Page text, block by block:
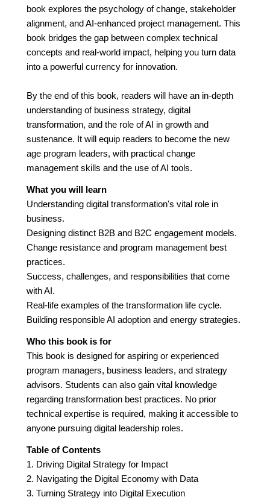
book explores the psychology of change, stakeholder
alignment, and AI-enhanced project management. This
book bridges the gap between complex technical
concepts and real-world impact, helping you turn data
into a powerful currency for innovation.
By the end of this book, readers will have an in-depth
understanding of business strategy, digital
transformation, and the role of AI in growth and
sustenance. It will equip readers to become the new
age program leaders, with practical change
management skills and the use of AI tools.
What you will learn
Understanding digital transformation's vital role in
business.
Designing distinct B2B and B2C engagement models.
Change resistance and program management best
practices.
Success, challenges, and responsibilities that come
with AI.
Real-life examples of the transformation life cycle.
Building responsible AI adoption and energy strategies.
Who this book is for
This book is designed for aspiring or experienced
program managers, business leaders, and strategy
advisors. Students can also gain vital knowledge
regarding transformation best practices. No prior
technical expertise is required, making it accessible to
anyone pursuing digital leadership roles.
Table of Contents
1. Driving Digital Strategy for Impact
2. Navigating the Digital Economy with Data
3. Turning Strategy into Digital Execution